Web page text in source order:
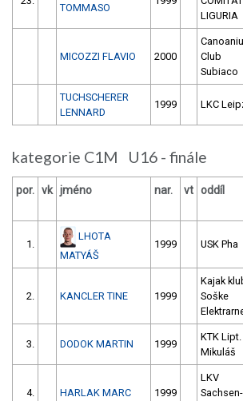
TOMMASO
LIGURIA
MICOZZI FLAVIO 2000
Club
Subiaco
TUCHSCHERER
LENNARD
1999 LKC
kategorie C1M U16 - finále
por. vk jméno nar. vt oddíl
1.
LHOTA
MATYÁŠ
1999 USK Pha
2. KANCLER TINE 1999
Kajak
Soške
3. DODOK MARTIN 1999
KTK Lipt.
Mikuláš
4. HARLAK MARC 1999
LKV
Sachsen-